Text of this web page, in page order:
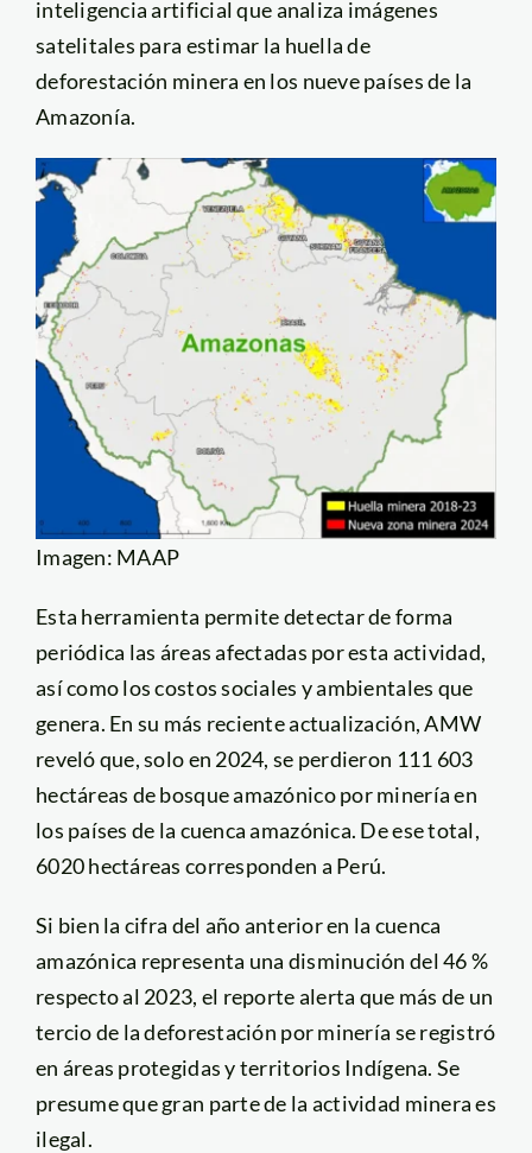
inteligencia artificial que analiza imágenes
satelitales para estimar la huella de
deforestación minera en los nueve países de la
Amazonía.
Imagen: MAAP
Esta herramienta permite detectar de forma
periódica las áreas afectadas por esta actividad,
así como los costos sociales y ambientales que
genera. En su más reciente actualización, AMW
reveló que, solo en 2024, se perdieron 111 603
hectáreas de bosque amazónico por minería en
los países de la cuenca amazónica. De ese total,
6020 hectáreas corresponden a Perú.
Si bien la cifra del año anterior en la cuenca
amazónica representa una disminución del 46 %
respecto al 2023, el reporte alerta que más de un
tercio de la deforestación por minería se registró
en áreas protegidas y territorios Indígena. Se
presume que gran parte de la actividad minera es
ilegal.